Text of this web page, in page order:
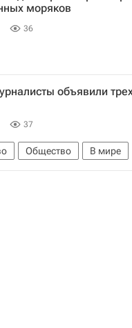
моряков
36
объявили
37
Общество В мире